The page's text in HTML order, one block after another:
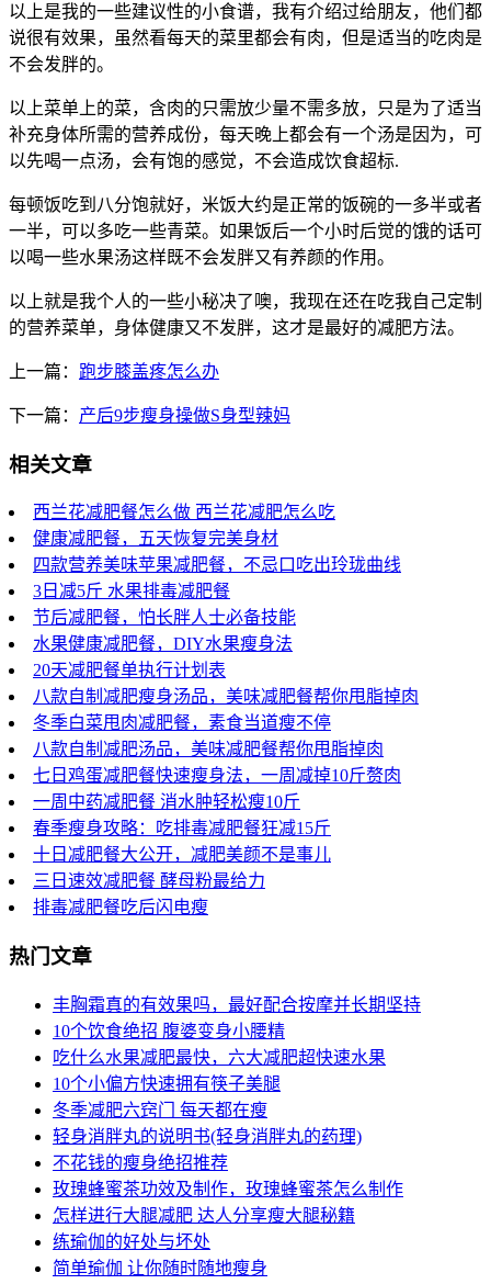
以上是我的一些建议性的小食谱，我有介绍过给朋友，他们都
说很有效果，虽然看每天的菜里都会有肉，但是适当的吃肉是
不会发胖的。
以上菜单上的菜，含肉的只需放少量不需多放，只是为了适当
补充身体所需的营养成份，每天晚上都会有一个汤是因为，可
以先喝一点汤，会有饱的感觉，不会造成饮食超标.
每顿饭吃到八分饱就好，米饭大约是正常的饭碗的一多半或者
一半，可以多吃一些青菜。如果饭后一个小时后觉的饿的话可
以喝一些水果汤这样既不会发胖又有养颜的作用。
以上就是我个人的一些小秘决了噢，我现在还在吃我自己定制
的营养菜单，身体健康又不发胖，这才是最好的减肥方法。
上一篇： 跑步膝盖疼怎么办
下一篇： 产后9步瘦身操做S身型辣妈
相关文章
西兰花减肥餐怎么做 西兰花减肥怎么吃
健康减肥餐，五天恢复完美身材
四款营养美味苹果减肥餐，不忌口吃出玲珑曲线
3日减5斤 水果排毒减肥餐
节后减肥餐，怕长胖人士必备技能
水果健康减肥餐，DIY水果瘦身法
20天减肥餐单执行计划表
八款自制减肥瘦身汤品，美味减肥餐帮你甩脂掉肉
冬季白菜甩肉减肥餐，素食当道瘦不停
八款自制减肥汤品，美味减肥餐帮你甩脂掉肉
七日鸡蛋减肥餐快速瘦身法，一周减掉10斤赘肉
一周中药减肥餐 消水肿轻松瘦10斤
春季瘦身攻略：吃排毒减肥餐狂减15斤
十日减肥餐大公开，减肥美颜不是事儿
三日速效减肥餐 酵母粉最给力
排毒减肥餐吃后闪电瘦
热门文章
丰胸霜真的有效果吗，最好配合按摩并长期坚持
10个饮食绝招 腹婆变身小腰精
吃什么水果减肥最快，六大减肥超快速水果
10个小偏方快速拥有筷子美腿
冬季减肥六窍门 每天都在瘦
轻身消胖丸的说明书(轻身消胖丸的药理)
不花钱的瘦身绝招推荐
玫瑰蜂蜜茶功效及制作，玫瑰蜂蜜茶怎么制作
怎样进行大腿减肥 达人分享瘦大腿秘籍
练瑜伽的好处与坏处
简单瑜伽 让你随时随地瘦身